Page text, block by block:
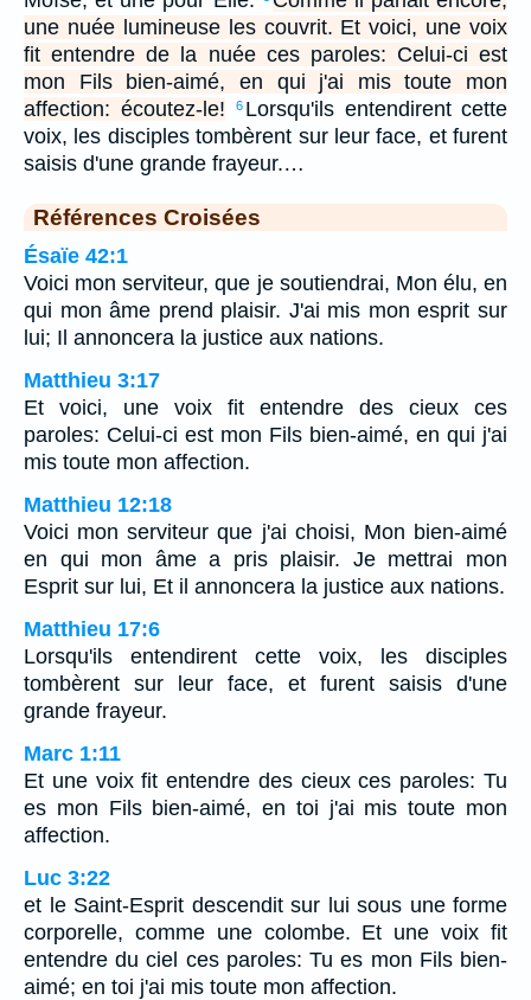
une nuée lumineuse les couvrit. Et voici, une voix
fit entendre de la nuée ces paroles: Celui-ci est
mon Fils bien-aimé, en qui j'ai mis toute mon
affection: écoutez-le!
6 Lorsqu'ils entendirent cette
voix, les disciples tombèrent sur leur face, et furent
saisis d'une grande frayeur.…
Références Croisées
Ésaïe 42:1
Voici mon serviteur, que je soutiendrai, Mon élu, en
qui mon âme prend plaisir. J'ai mis mon esprit sur
lui; Il annoncera la justice aux nations.
Matthieu 3:17
Et voici, une voix fit entendre des cieux ces
paroles: Celui-ci est mon Fils bien-aimé, en qui j'ai
mis toute mon affection.
Matthieu 12:18
Voici mon serviteur que j'ai choisi, Mon bien-aimé
en qui mon âme a pris plaisir. Je mettrai mon
Esprit sur lui, Et il annoncera la justice aux nations.
Matthieu 17:6
Lorsqu'ils entendirent cette voix, les disciples
tombèrent sur leur face, et furent saisis d'une
grande frayeur.
Marc 1:11
Et une voix fit entendre des cieux ces paroles: Tu
es mon Fils bien-aimé, en toi j'ai mis toute mon
affection.
Luc 3:22
et le Saint-Esprit descendit sur lui sous une forme
corporelle, comme une colombe. Et une voix fit
entendre du ciel ces paroles: Tu es mon Fils bien-
aimé; en toi j'ai mis toute mon affection.